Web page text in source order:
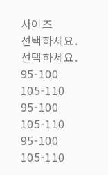
사이즈
선택하세요.
선택하세요.
95-100
105-110
95-100
105-110
95-100
105-110